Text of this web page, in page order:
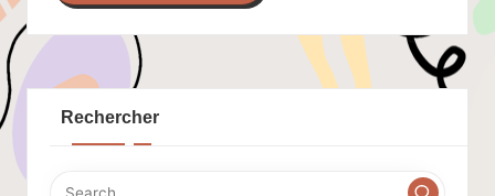
Rechercher